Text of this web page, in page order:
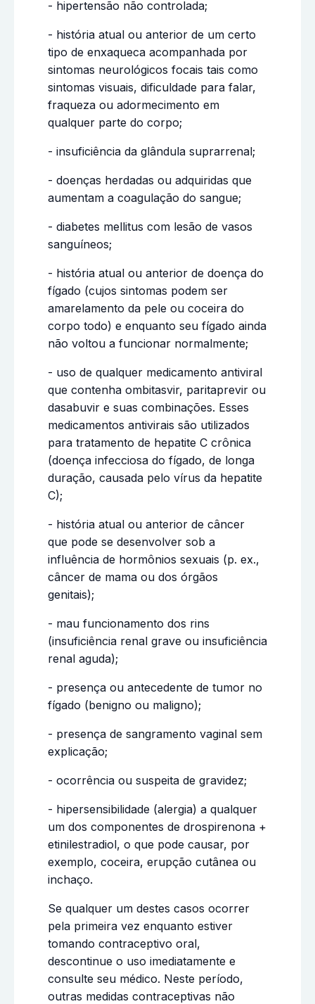
- hipertensão não controlada;
- história atual ou anterior de um certo
tipo de enxaqueca acompanhada por
sintomas neurológicos focais tais como
sintomas visuais, dificuldade para falar,
fraqueza ou adormecimento em
qualquer parte do corpo;
- insuficiência da glândula suprarrenal;
- doenças herdadas ou adquiridas que
aumentam a coagulação do sangue;
- diabetes mellitus com lesão de vasos
sanguíneos;
- história atual ou anterior de doença do
fígado (cujos sintomas podem ser
amarelamento da pele ou coceira do
corpo todo) e enquanto seu fígado ainda
não voltou a funcionar normalmente;
- uso de qualquer medicamento antiviral
que contenha ombitasvir, paritaprevir ou
dasabuvir e suas combinações. Esses
medicamentos antivirais são utilizados
para tratamento de hepatite C crônica
(doença infecciosa do fígado, de longa
duração, causada pelo vírus da hepatite
C);
- história atual ou anterior de câncer
que pode se desenvolver sob a
influência de hormônios sexuais (p. ex.,
câncer de mama ou dos órgãos
genitais);
- mau funcionamento dos rins
(insuficiência renal grave ou insuficiência
renal aguda);
- presença ou antecedente de tumor no
fígado (benigno ou maligno);
- presença de sangramento vaginal sem
explicação;
- ocorrência ou suspeita de gravidez;
- hipersensibilidade (alergia) a qualquer
um dos componentes de drospirenona +
etinilestradiol, o que pode causar, por
exemplo, coceira, erupção cutânea ou
inchaço.
Se qualquer um destes casos ocorrer
pela primeira vez enquanto estiver
tomando contraceptivo oral,
descontinue o uso imediatamente e
consulte seu médico. Neste período,
outras medidas contraceptivas não